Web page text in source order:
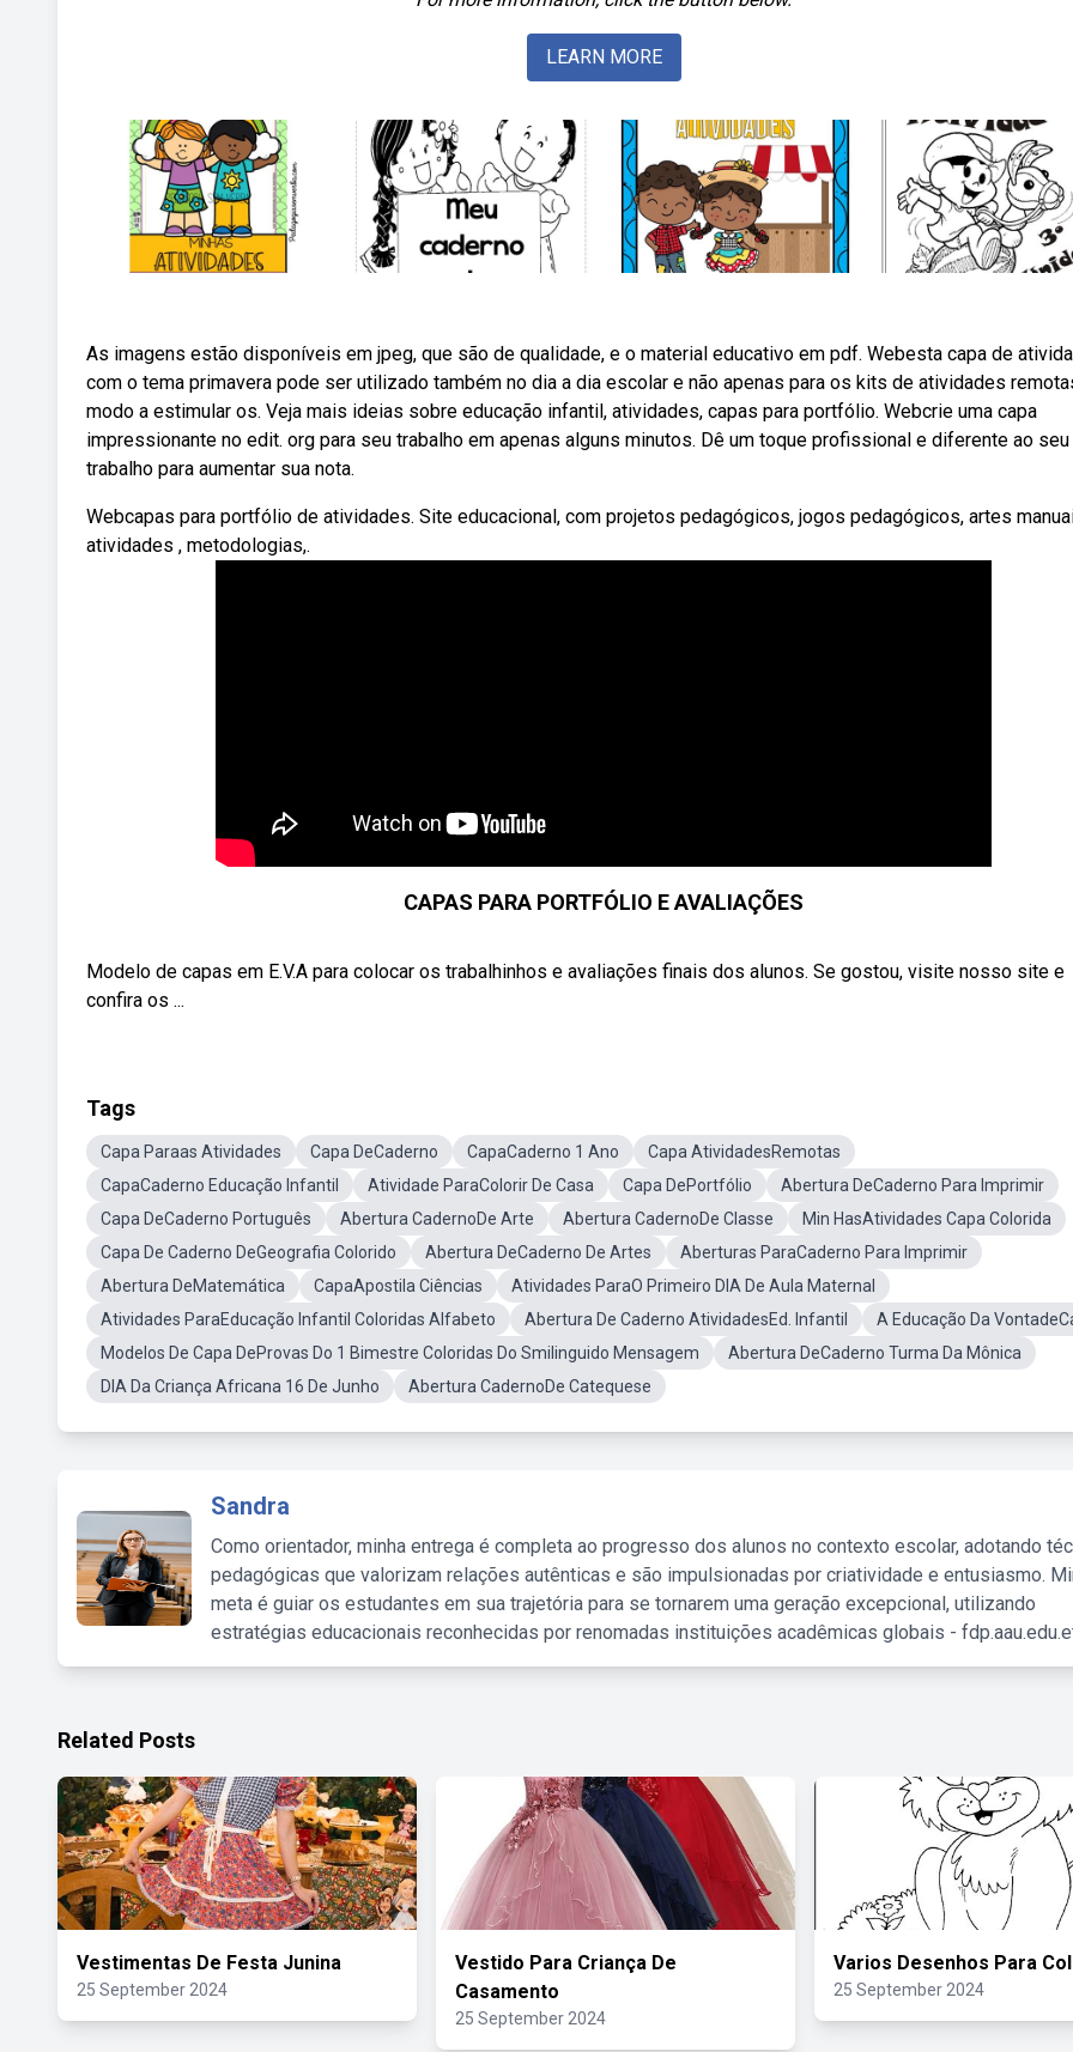
LEARN MORE
As imagens estão disponíveis em jpeg, que são de qualidade, e o material educativo em pdf. Webesta capa de
com o tema primavera pode ser utilizado também no dia a dia escolar e não apenas para os kits de atividades
modo a estimular os. Veja mais ideias sobre educação infantil, atividades, capas para portfólio. Webcrie uma capa
impressionante no edit. org para seu trabalho em apenas alguns minutos. Dê um toque profissional e diferente ao seu
trabalho para aumentar sua nota.
Webcapas para portfólio de atividades. Site educacional, com projetos pedagógicos, jogos pedagógicos, artes
atividades , metodologias,.
CAPAS PARA PORTFÓLIO E AVALIAÇÕES
Modelo de capas em E.V.A para colocar os trabalhinhos e avaliações finais dos alunos. Se gostou, visite nosso site e
confira os ...
Tags
Capa Paraas Atividades Capa DeCaderno CapaCaderno 1 Ano
Capa AtividadesRemotas
CapaCaderno Educação Infantil
Atividade ParaColorir De Casa Capa DePortfólio
Abertura DeCaderno Para Imprimir
Capa DeCaderno Português
Abertura CadernoDe Arte Abertura CadernoDe Classe
Min HasAtividades Capa Colorida
Capa De Caderno DeGeografia Colorido
Abertura DeCaderno De Artes
Aberturas ParaCaderno Para Imprimir
Abertura DeMatemática
CapaApostila Ciências
Atividades ParaO Primeiro DIA De Aula Maternal
Atividades ParaEducação Infantil Coloridas Alfabeto
Abertura De Caderno AtividadesEd. Infantil
A Educação Da
Modelos De Capa DeProvas Do 1 Bimestre Coloridas Do Smilinguido Mensagem
Abertura DeCaderno Turma Da Mônica
DIA Da Criança Africana 16 De Junho
Abertura CadernoDe Catequese
Sandra
Como orientador, minha entrega é completa ao progresso dos alunos no contexto escolar, adotando
pedagógicas que valorizam relações autênticas e são impulsionadas por criatividade e entusiasmo.
meta é guiar os estudantes em sua trajetória para se tornarem uma geração excepcional, utilizando
estratégias educacionais reconhecidas por renomadas instituições acadêmicas globais -
Related Posts
Vestimentas De Festa Junina
25 September 2024
Vestido Para Criança De
Casamento
25 September 2024
Varios Desenhos Para
25 September 2024